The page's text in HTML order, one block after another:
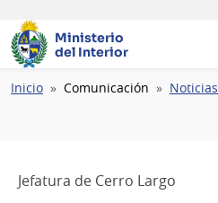
Ministerio
del Interior
Ruta
Inicio Comunicación Noticias
Jefatura de Cerro Largo